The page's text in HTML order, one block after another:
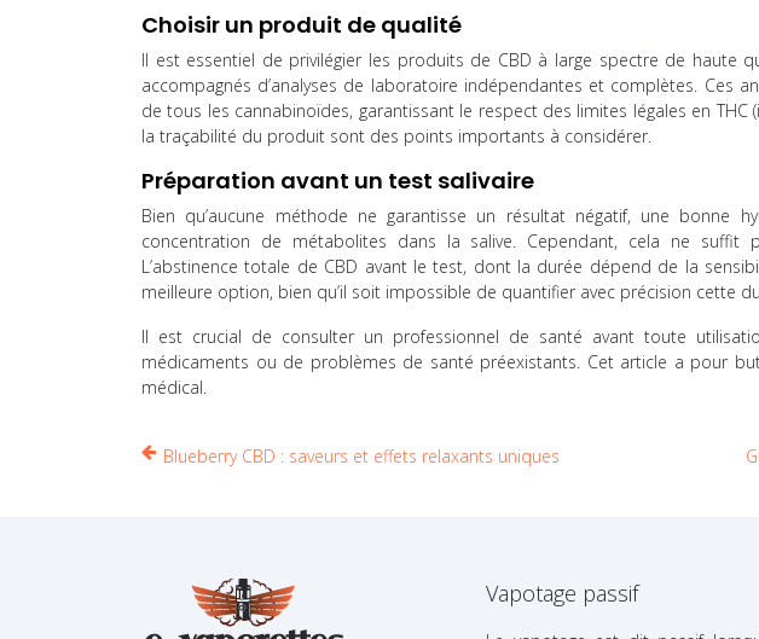
Choisir un produit de qualité
Il est essentiel de privilégier les produits de CBD à large spectre de haute
accompagnés d’analyses de laboratoire indépendantes et complètes. Ces
de tous les cannabinoïdes, garantissant le respect des limites légales en
la traçabilité du produit sont des points importants à considérer.
Préparation avant un test salivaire
Bien qu’aucune méthode ne garantisse un résultat négatif, une
concentration de métabolites dans la salive. Cependant, cela ne
L’abstinence totale de CBD avant le test, dont la durée dépend de la
meilleure option, bien qu’il soit impossible de quantifier avec précision cette
Il est crucial de consulter un professionnel de santé avant toute
médicaments ou de problèmes de santé préexistants. Cet article a pour
médical.
Blueberry CBD : saveurs et effets relaxants uniques
Vapotage passif